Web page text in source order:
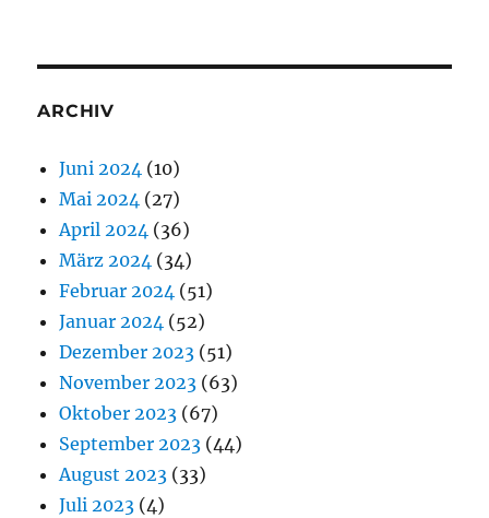
ARCHIV
Juni 2024 (10)
Mai 2024 (27)
April 2024 (36)
März 2024 (34)
Februar 2024 (51)
Januar 2024 (52)
Dezember 2023 (51)
November 2023 (63)
Oktober 2023 (67)
September 2023 (44)
August 2023 (33)
Juli 2023 (4)